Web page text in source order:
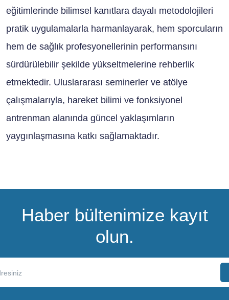
eğitimlerinde bilimsel kanıtlara dayalı metodolojileri
pratik uygulamalarla harmanlayarak, hem sporcuların
hem de sağlık profesyonellerinin performansını
sürdürülebilir şekilde yükseltmelerine rehberlik
etmektedir. Uluslararası seminerler ve atölye
çalışmalarıyla, hareket bilimi ve fonksiyonel
antrenman alanında güncel yaklaşımların
yaygınlaşmasına katkı sağlamaktadır.
Haber bültenimize kayıt
olun.